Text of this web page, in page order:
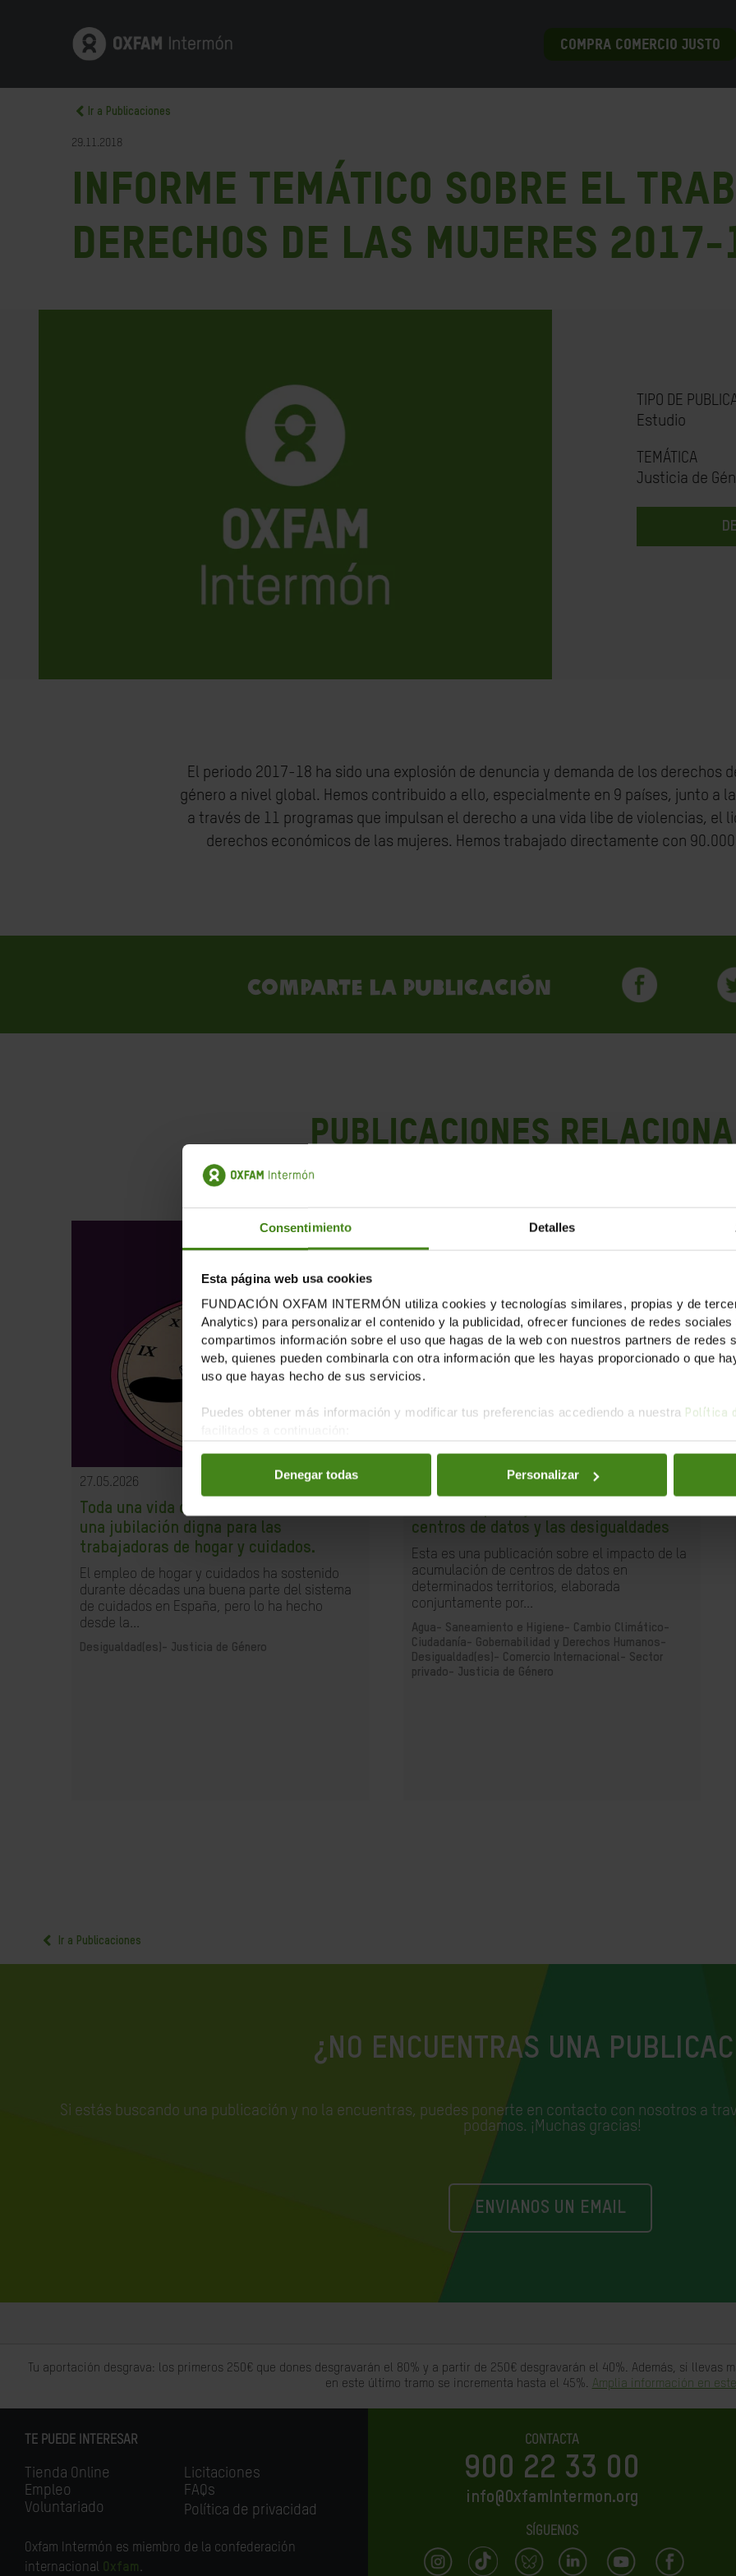
Consentimiento Detalles
Esta página web usa cookies
FUNDACIÓN OXFAM INTERMÓN utiliza cookies y tecnologías similares, propias y de
Analytics) para personalizar el contenido y la publicidad, ofrecer funciones de redes
compartimos información sobre el uso que hagas de la web con nuestros partners de redes
web, quienes pueden combinarla con otra información que les hayas proporcionado o que
uso que hayas hecho de sus servicios.
Puedes obtener más información y modificar tus preferencias accediendo a nuestra Política
Denegar todas Personalizar
COMPRA COMERCIO JUSTO
Ir a Publicaciones
29.11.2018
Informe Temático sobre el
Derechos de las Mujeres 2017-
TIPO DE
Estudio
TEMÁTICA
Justicia de
El periodo 2017-18 ha sido una explosión de denuncia y demanda de los derechos
género a nivel global. Hemos contribuido a ello, especialmente en 9 países, junto a
a través de 11 programas que impulsan el derecho a una vida libe de violencias, el
derechos económicos de las mujeres. Hemos trabajado directamente con
Comparte la publicación
PUBLICACIONES
27.05.2026
Toda una vida cuidando. El derecho a
una jubilación digna para las
trabajadoras de hogar y cuidados.
El empleo de hogar y cuidados ha sostenido
durante décadas una buena parte del sistema
de cuidados en España, pero lo ha hecho
desde la...
Desigualdad(es)- Justicia de Género
centros de datos y las desigualdades
Esta es una publicación sobre el impacto de la
acumulación de centros de datos en
determinados territorios, elaborada
conjuntamente por...
Agua- Saneamiento e Higiene- Cambio Climático-
Ciudadanía- Gobernabilidad y Derechos Humanos-
Desigualdad(es)- Comercio Internacional- Sector
privado- Justicia de Género
Ir a Publicaciones
¿NO ENCUENTRAS UNA
Si estás buscando una publicación y no la encuentras, puedes ponerte en contacto con nosotros a
podamos. ¡Muchas gracias!
ENVIANOS UN EMAIL
Tu aportación desgrava: los primeros 250€ que dones desgravarán el 80% y a partir de 250€ desgravarán el 40%. Además, si llevas
en este último tramo se incrementa hasta el 45%. Amplia información en
TE PUEDE INTERESAR
Tienda Online
Empleo
Voluntariado
Licitaciones
FAQs
Política de privacidad
Oxfam Intermón es miembro de la confederación
internacional Oxfam.
CONTACTA
900 22 33 00
info@OxfamIntermon.org
SÍGUENOS